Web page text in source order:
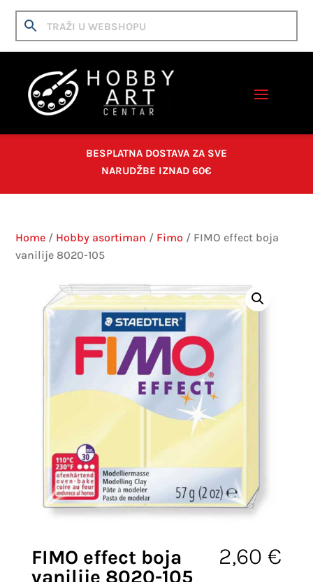
BESPLATNA DOSTAVA ZA SVE
NARUDŽBE IZNAD 60€
Home / Hobby asortiman / Fimo / FIMO effect boja
vanilije 8020-105
FIMO effect boja
vanilije 8020-105
2,60 €